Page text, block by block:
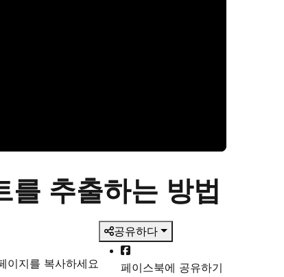
를 추출하는 방법
이지를 복사하세요
공유하다
페이스북에 공유하기